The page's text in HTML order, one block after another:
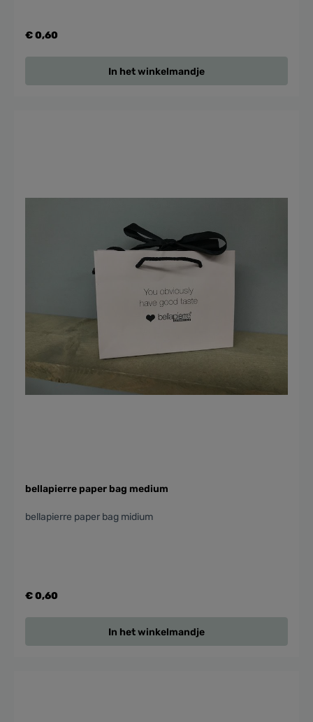
€ 0,60
In het winkelmandje
bellapierre paper bag medium
bellapierre paper bag midium
€ 0,60
In het winkelmandje